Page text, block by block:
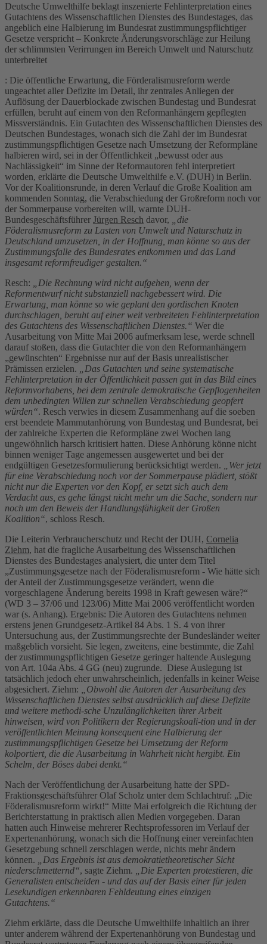
Deutsche Umwelthilfe beklagt inszenierte Fehlinterpretation eines
Gutachtens des Wissenschaftlichen Dienstes des Bundestages, das
angeblich eine Halbierung im Bundesrat zustimmungspflichtiger
Gesetze verspricht – Konkrete Änderungsvorschläge zur Heilung
der schlimmsten Verirrungen im Bereich Umwelt und Naturschutz
unterbreitet
: Die öffentliche Erwartung, die Förderalismusreform werde
ungeachtet aller Defizite im Detail, ihr zentrales Anliegen der
Auflösung der Dauerblockade zwischen Bundestag und Bundesrat
erfüllen, beruht auf einem von den Reformanhängern gepflegten
Missverständnis. Ein Gutachten des Wissenschaftlichen Dienstes des
Deutschen Bundestages, wonach sich die Zahl der im Bundesrat
zustimmungspflichtigen Gesetze nach Umsetzung der Reformpläne
halbieren wird, sei in der Öffentlichkeit „bewusst oder aus
Nachlässigkeit“ im Sinne der Reformautoren fehl interpretiert
worden, erklärte die Deutsche Umwelthilfe e.V. (DUH) in Berlin.
Vor der Koalitionsrunde, in deren Verlauf die Große Koalition am
kommenden Sonntag, die Verabschiedung der Großreform noch vor
der Sommerpause vorbereiten will, warnte DUH-
Bundesgeschäftsführer Jürgen Resch davor,
„die
Föderalismusreform zu Lasten von Umwelt und Naturschutz in
Deutschland umzusetzen, in der Hoffnung, man könne so aus der
Zustimmungsfalle des Bundesrates entkommen und das Land
insgesamt reformfreudiger gestalten.“
Resch:
„Die Rechnung wird nicht aufgehen, wenn der
Reformentwurf nicht substanziell nachgebessert wird. Die
Erwartung, man könne so wie geplant den gordischen Knoten
durchschlagen, beruht auf einer weit verbreiteten Fehlinterpretation
des Gutachtens des Wissenschaftlichen Dienstes.“ Wer die
Ausarbeitung von Mitte Mai 2006 aufmerksam lese, werde schnell
darauf stoßen, dass die Gutachter die von den Reformanhängern
„gewünschten“ Ergebnisse nur auf der Basis unrealistischer
Prämissen erzielen.
„Das Gutachten und seine systematische
Fehlinterpretation in der Öffentlichkeit passen gut in das Bild eines
Reformvorhabens, bei dem zentrale demokratische Gepflogenheiten
dem unbedingten Willen zur schnellen Verabschiedung geopfert
würden“. Resch verwies in diesem Zusammenhang auf die soeben
erst beendete Mammutanhörung von Bundestag und Bundesrat, bei
der zahlreiche Experten die Reformpläne zwei Wochen lang
ungewöhnlich harsch kritisiert hatten. Diese Anhörung könne nicht
binnen weniger Tage angemessen ausgewertet und bei der
endgültigen Gesetzesformulierung berücksichtigt werden. „Wer jetzt
für eine Verabschiedung noch vor der Sommerpause plädiert, stößt
nicht nur die Experten vor den Kopf, er setzt sich auch dem
Verdacht aus, es gehe längst nicht mehr um die Sache, sondern nur
noch um den Beweis der Handlungsfähigkeit der Großen
Koalition“, schloss Resch.
Die Leiterin Verbraucherschutz und Recht der DUH, Cornelia
Ziehm, hat die fragliche Ausarbeitung des Wissenschaftlichen
Dienstes des Bundestages analysiert, die unter dem Titel
„Zustimmungsgesetze nach der Föderalismusreform - Wie hätte sich
der Anteil der Zustimmungsgesetze verändert, wenn die
vorgeschlagene Änderung bereits 1998 in Kraft gewesen wäre?“
(WD 3 – 37/06 und 123/06) Mitte Mai 2006 veröffentlicht worden
war (s. Anhang). Ergebnis: Die Autoren des Gutachtens nehmen
erstens jenen Grundgesetz-Artikel 84 Abs. 1 S. 4 von ihrer
Untersuchung aus, der Zustimmungsrechte der Bundesländer weiter
maßgeblich vorsieht. Sie legen, zweitens, eine bestimmte, die Zahl
der zustimmungspflichtigen Gesetze geringer haltende Auslegung
von Art. 104a Abs. 4 GG (neu) zugrunde. Diese Auslegung ist
tatsächlich jedoch eher unwahrscheinlich, jedenfalls in keiner Weise
abgesichert. Ziehm:
„Obwohl die Autoren der Ausarbeitung des
Wissenschaftlichen Dienstes selbst ausdrücklich auf diese Defizite
und weitere methodi-sche Unzulänglichkeiten ihrer Arbeit
hinweisen, wird von Politikern der Regierungskoali-tion und in der
veröffentlichten Meinung konsequent eine Halbierung der
zustimmungspflichtigen Gesetze bei Umsetzung der Reform
kolportiert, die die Ausarbeitung in Wahrheit nicht hergibt. Ein
Schelm, der Böses dabei denkt.“
Nach der Veröffentlichung der Ausarbeitung hatte der SPD-
Fraktionsgeschäftsführer Olaf Scholz unter dem Schlachtruf: „Die
Föderalismusreform wirkt!“ Mitte Mai erfolgreich die Richtung der
Berichterstattung in praktisch allen Medien vorgegeben. Daran
hatten auch Hinweise mehrerer Rechtsprofessoren im Verlauf der
Expertenanhörung, wonach sich die Hoffnung einer vereinfachten
Gesetzgebung schnell zerschlagen werde, nichts mehr ändern
können.
„Das Ergebnis ist aus demokratietheoretischer Sicht
niederschmetternd“, sagte Ziehm.
„Die Experten protestieren, die
Generalisten entscheiden - und das auf der Basis einer für jeden
Lesekundigen erkennbaren Fehldeutung eines einzigen
Gutachtens.“
Ziehm erklärte, dass die Deutsche Umwelthilfe inhaltlich an ihrer
unter anderem während der Expertenanhörung von Bundestag und